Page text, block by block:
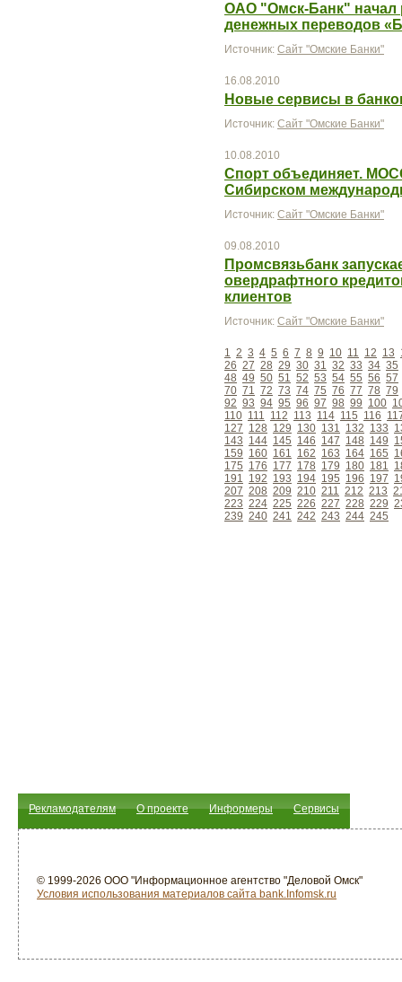
ОАО "Омск-Банк" начал
денежных переводов
Источник: Сайт "Омские Банки"
16.08.2010
Новые сервисы в
Источник: Сайт "Омские Банки"
10.08.2010
Спорт объединяет.
Сибирском
Источник: Сайт "Омские Банки"
09.08.2010
Промсвязьбанк
овердрафтного
клиентов
Источник: Сайт "Омские Банки"
1 2 3 4 5 6 7 8 9 10 11 12 13
26 27 28 29 30 31 32 33 34 35
48 49 50 51 52 53 54 55 56 57
70 71 72 73 74 75 76 77 78 79
92 93 94 95 96 97 98 99 100
110 111 112 113 114 115 116
127 128 129 130 131 132 133
143 144 145 146 147 148 149
159 160 161 162 163 164 165
175 176 177 178 179 180 181
191 192 193 194 195 196 197
207 208 209 210 211 212 213
223 224 225 226 227 228 229
239 240 241 242 243 244 245
Рекламодателям О проекте Информеры Сервисы
© 1999-2026 ООО "Информационное агентство "Деловой Омск"
Условия использования материалов сайта bank.Infomsk.ru